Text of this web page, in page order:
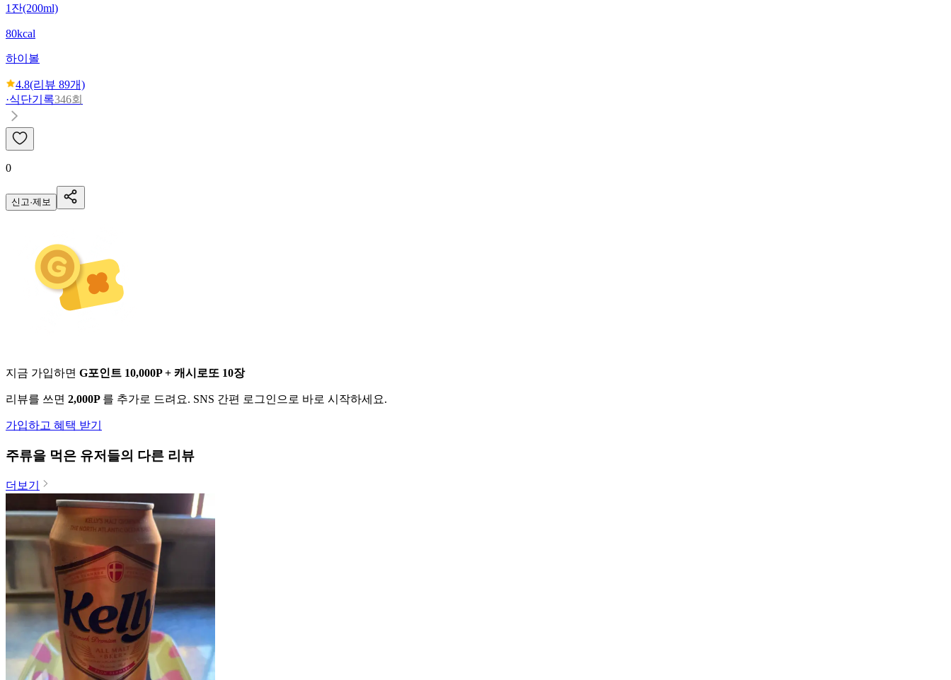
1잔(200ml)
80kcal
하이볼
4.8(리뷰 89개)
·식단기록346회
0
신고·제보
지금 가입하면 G포인트 10,000P + 캐시로또 10장
리뷰를 쓰면 2,000P 를 추가로 드려요. SNS 간편 로그인으로 바로 시작하세요.
가입하고 혜택 받기
주류을 먹은 유저들의 다른 리뷰
더보기